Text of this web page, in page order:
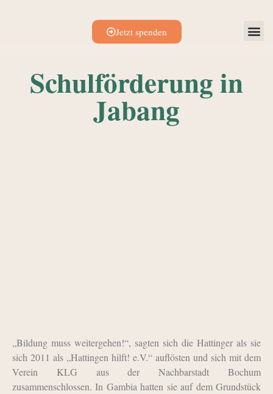
Jetzt spenden
Schulförderung in
Jabang
„Bildung muss weitergehen!“, sagten sich die Hattinger als sie
sich 2011 als „Hattingen hilft! e.V.“ auflösten und sich mit dem
Verein KLG aus der Nachbarstadt Bochum
zusammenschlossen. In Gambia hatten sie auf dem Grundstück